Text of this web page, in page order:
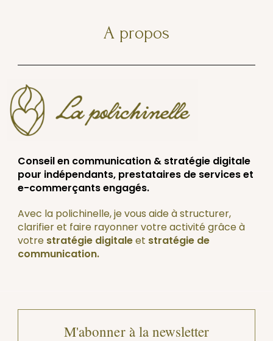
A propos
Conseil en communication & stratégie digitale
pour indépendants, prestataires de services et
e-commerçants engagés.
Avec la polichinelle, je vous aide à structurer,
clarifier et faire rayonner votre activité grâce à
votre stratégie digitaleet stratégie de
communication.
M'abonner à la newsletter